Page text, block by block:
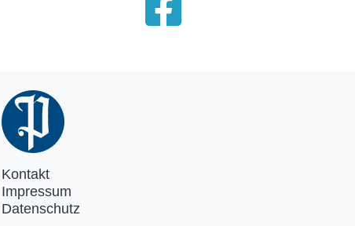
Kontakt
Impressum
Datenschutz